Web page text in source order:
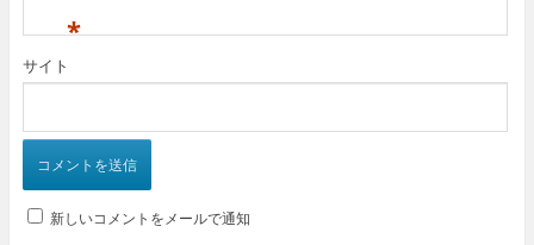
*
サイト
新しいコメントをメールで通知